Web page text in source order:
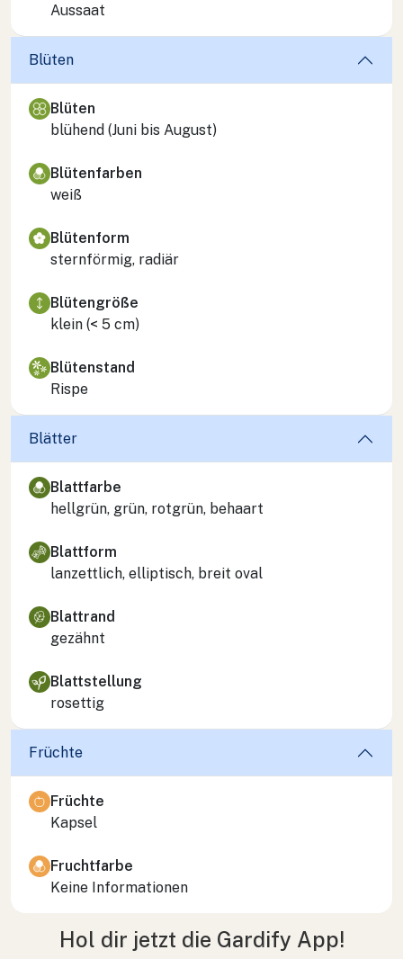
Aussaat
Blüten
Blüten
blühend (Juni bis August)
Blütenfarben
weiß
Blütenform
sternförmig, radiär
Blütengröße
klein (< 5 cm)
Blütenstand
Rispe
Blätter
Blattfarbe
hellgrün, grün, rotgrün, behaart
Blattform
lanzettlich, elliptisch, breit oval
Blattrand
gezähnt
Blattstellung
rosettig
Früchte
Früchte
Kapsel
Fruchtfarbe
Keine Informationen
Hol dir jetzt die Gardify App!